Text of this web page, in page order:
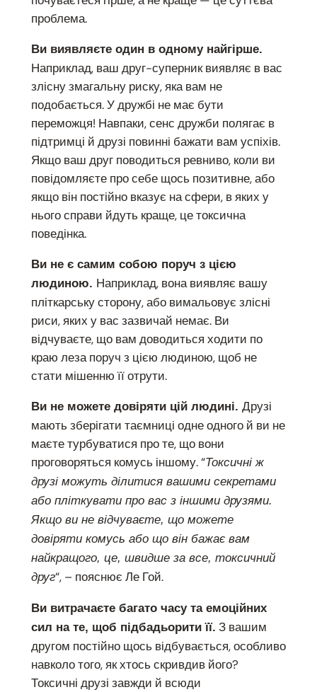
проблема.
Ви виявляєте один в одному найгірше.
Наприклад, ваш друг-суперник виявляє в вас
злісну змагальну риску, яка вам не
подобається. У дружбі не має бути
переможця! Навпаки, сенс дружби полягає в
підтримці й друзі повинні бажати вам успіхів.
Якщо ваш друг поводиться ревниво, коли ви
повідомляєте про себе щось позитивне, або
якщо він постійно вказує на сфери, в яких у
нього справи йдуть краще, це токсична
поведінка.
Ви не є самим собою поруч з цією
людиною. Наприклад, вона виявляє вашу
пліткарську сторону, або вимальовує злісні
риси, яких у вас зазвичай немає. Ви
відчуваєте, що вам доводиться ходити по
краю леза поруч з цією людиною, щоб не
стати мішенню її отрути.
Ви не можете довіряти цій людині. Друзі
мають зберігати таємниці одне одного й ви не
маєте турбуватися про те, що вони
проговоряться комусь іншому. “Токсичні ж
друзі можуть ділитися вашими секретами
або пліткувати про вас з іншими друзями.
Якщо ви не відчуваєте, що можете
довіряти комусь або що він бажає вам
найкращого, це, швидше за все, токсичний
друг“, – пояснює Ле Гой.
Ви витрачаєте багато часу та емоційних
сил на те, щоб підбадьорити її. З вашим
другом постійно щось відбувається, особливо
навколо того, як хтось скривдив його?
Токсичні друзі завжди й всюди